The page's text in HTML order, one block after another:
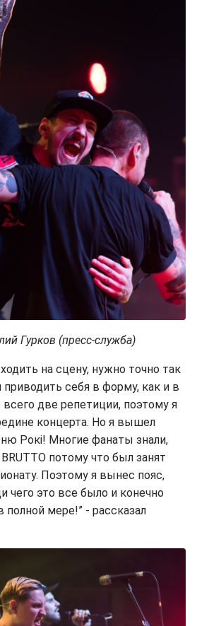
Гурков (пресс-служба)
на сцену, нужно точно так
себя в форму, как и в
две репетиции, поэтому я
концерта. Но я вышел
Рокі! Многие фанаты знали,
потому что был занят
Поэтому я вынес пояс,
чего это все было и конечно
мере!” - рассказал